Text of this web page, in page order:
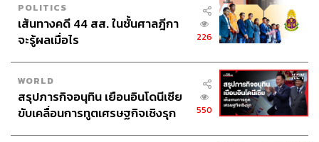
POLITICS
เส้นทางคดี 44 สส. ในชั้นศาลฎีกา
จะรู้ผลเมื่อไร
226
WORLD
สรุปภารกิจอนุทิน เยือนอินโดนีเซีย
ขับเคลื่อนการทูตเศรษฐกิจเชิงรุก
550